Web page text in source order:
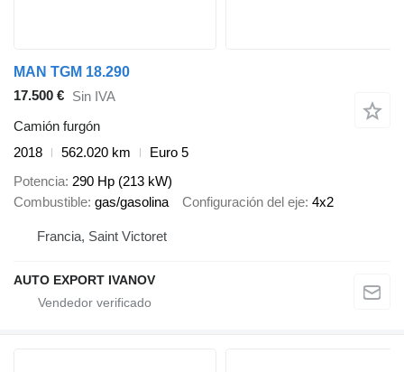
MAN TGM 18.290
17.500 € Sin IVA
Camión furgón
2018
562.020 km
Euro 5
Potencia 290 Hp (213 kW)
Combustible gas/gasolina Configuración del eje 4x2
Francia, Saint Victoret
AUTO EXPORT IVANOV